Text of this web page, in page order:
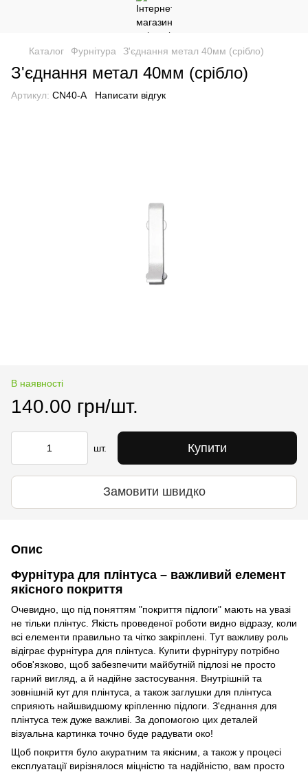
Каталог Фурнітура З'єднання метал 40мм (срібло)
З'єднання метал 40мм (срібло)
Артикул: CN40-А Написати відгук
В наявності
140.00 грн/шт.
шт. Купити
Замовити швидко
Опис
Фурнітура для плінтуса – важливий елемент
якісного покриття
Очевидно, що під поняттям "покриття підлоги" мають на увазі
не тільки плінтус. Якість проведеної роботи видно відразу, коли
всі елементи правильно та чітко закріплені. Тут важливу роль
відіграє фурнітура для плінтуса. Купити фурнітуру потрібно
обов'язково, щоб забезпечити майбутній підлозі не просто
гарний вигляд, а й надійне застосування. Внутрішній та
зовнішній кут для плінтуса, а також заглушки для плінтуса
сприяють найшвидшому кріпленню підлоги. З'єднання для
плінтуса теж дуже важливі. За допомогою цих деталей
візуальна картинка точно буде радувати око!
Щоб покриття було акуратним та якісним, а також у процесі
експлуатації вирізнялося міцністю та надійністю, вам просто